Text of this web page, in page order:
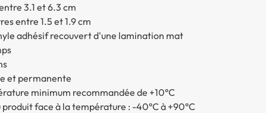
3.1 et 6.3 cm
entre 1.5 et 1.9 cm
adhésif recouvert d'une lamination mat
et permanente
minimum recommandée de +10°C
face à la température : -40°C à +90°C